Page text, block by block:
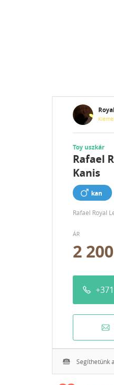
Toy uszkár
Rafael
Kanis
kan
Rafael Royal
ÁR
2
Segíthetünk